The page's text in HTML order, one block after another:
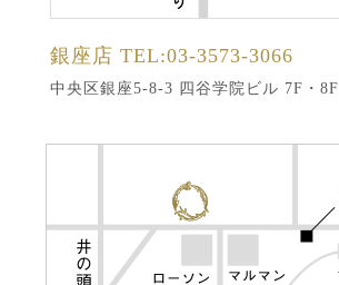
銀座店 TEL:03-3573-3066
中央区銀座5-8-3 四谷学院ビル 7F・8F